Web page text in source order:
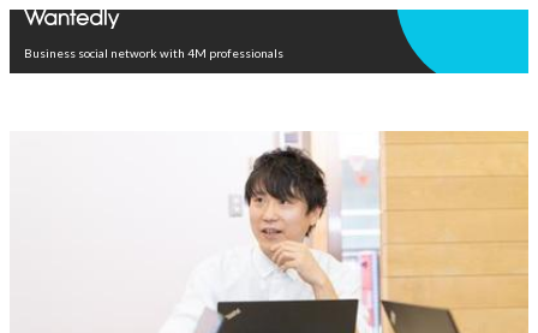
Business social network with 4M professionals